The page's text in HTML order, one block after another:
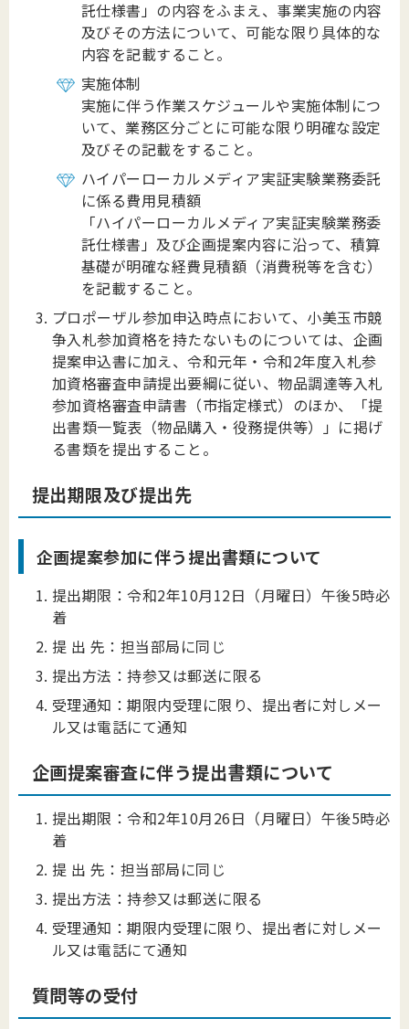
託仕様書」の内容をふまえ、事業実施の内容
及びその方法について、可能な限り具体的な
内容を記載すること。
実施体制
実施に伴う作業スケジュールや実施体制につ
いて、業務区分ごとに可能な限り明確な設定
及びその記載をすること。
ハイパーローカルメディア実証実験業務委託
に係る費用見積額
「ハイパーローカルメディア実証実験業務委
託仕様書」及び企画提案内容に沿って、積算
基礎が明確な経費見積額（消費税等を含む）
を記載すること。
プロポーザル参加申込時点において、小美玉市競
争入札参加資格を持たないものについては、企画
提案申込書に加え、令和元年・令和2年度入札参
加資格審査申請提出要綱に従い、物品調達等入札
参加資格審査申請書（市指定様式）のほか、「提
出書類一覧表（物品購入・役務提供等）」に掲げ
る書類を提出すること。
提出期限及び提出先
企画提案参加に伴う提出書類について
提出期限：令和2年10月12日（月曜日）午後5時必
着
提 出 先：担当部局に同じ
提出方法：持参又は郵送に限る
受理通知：期限内受理に限り、提出者に対しメー
ル又は電話にて通知
企画提案審査に伴う提出書類について
提出期限：令和2年10月26日（月曜日）午後5時必
着
提 出 先：担当部局に同じ
提出方法：持参又は郵送に限る
受理通知：期限内受理に限り、提出者に対しメー
ル又は電話にて通知
質問等の受付